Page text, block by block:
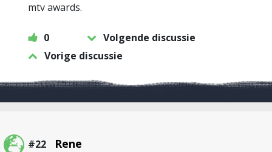
mtv awards.
0
Volgende discussie
Vorige discussie
#22 Rene